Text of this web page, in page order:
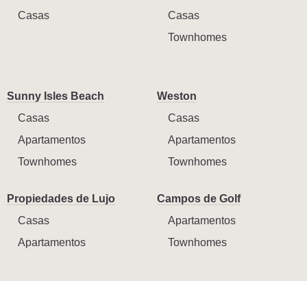
Casas
Casas
Townhomes
Sunny Isles Beach
Casas
Apartamentos
Townhomes
Weston
Casas
Apartamentos
Townhomes
Propiedades de Lujo
Casas
Apartamentos
Campos de Golf
Apartamentos
Townhomes